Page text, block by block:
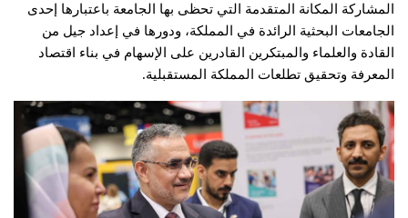
المشاركة المكانة المتقدمة التي تحظى بها الجامعة باعتبارها إحدى
الجامعات البحثية الرائدة في المملكة، ودورها في إعداد جيل من
القادة والعلماء والمبتكرين القادرين على الإسهام في بناء اقتصاد
المعرفة وتحقيق تطلعات المملكة المستقبلية.